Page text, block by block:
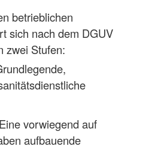
betrieblichen
sich nach dem DGUV
zwei Stufen:
vorwiegend auf
aufbauende